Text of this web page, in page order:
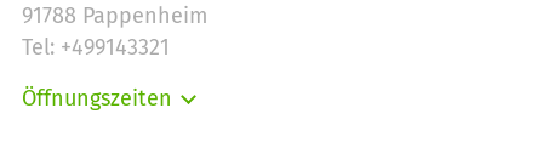
91788 Pappenheim
Tel: +499143321
Öffnungszeiten